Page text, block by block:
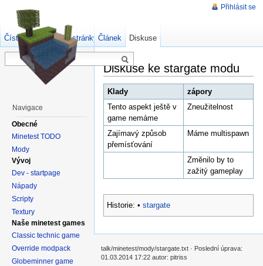
Diskuse ke stargate modu
Klady
zápory
Tento aspekt ještě v
game nemáme
Zneužitelnost
Zajímavý způsob
přemísťování
Máme multispawn
Změnilo by to
zažitý gameplay
Historie: • stargate
Přihlásit se
Článek Diskuse
Číst Zdrojový kód stránky Starší verze
Navigace
Obecné
Minetest TODO
Mody
Vývoj
Dev - startpage
Nápady
Scripty
Textury
Naše minetest games
Classic technic game
Override modpack
Globeminner game
talk/minetest/mody/stargate.txt · Poslední úprava:
01.03.2014 17:22 autor: pitriss